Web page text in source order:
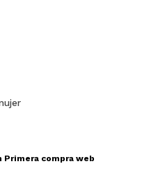
Primera compra web